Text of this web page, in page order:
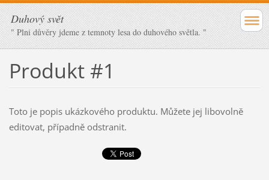
Duhový svět
" Plni důvěry jdeme z temnoty lesa do duhového světla. "
Produkt #1
Toto je popis ukázkového produktu. Můžete jej libovolně
editovat, případně odstranit.